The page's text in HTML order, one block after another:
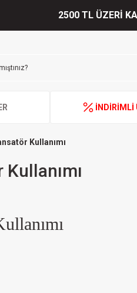
2500 TL ÜZERİ
İNDİRİMLİ
Kullanımı